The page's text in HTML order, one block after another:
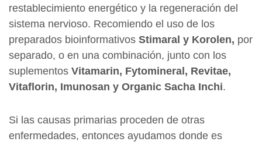
restablecimiento energético y la regeneración del
sistema nervioso. Recomiendo el uso de los
preparados bioinformativos Stimaral y Korolen, por
separado, o en una combinación, junto con los
suplementos Vitamarin, Fytomineral, Revitae,
Vitaflorin, Imunosan y Organic Sacha Inchi.
Si las causas primarias proceden de otras
enfermedades, entonces ayudamos donde es